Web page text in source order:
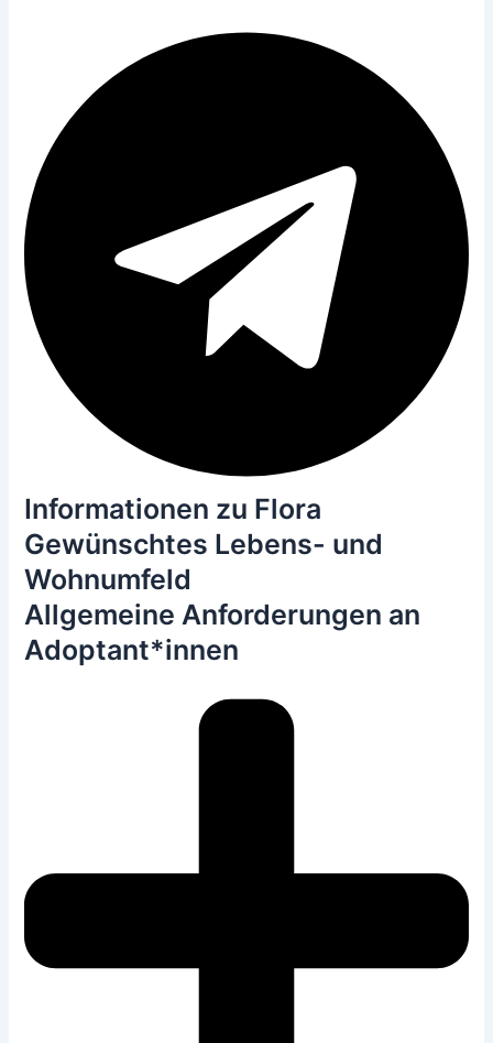
Informationen zu Flora
Gewünschtes Lebens- und
Wohnumfeld
Allgemeine Anforderungen an
Adoptant*innen